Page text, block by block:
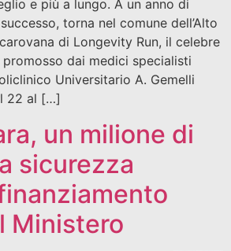
e più a lungo. A un anno di
torna nel comune dell’Alto
di Longevity Run, il celebre
dai medici specialisti
Universitario A. Gemelli
22 al […]
un milione di
sicurezza
Ministero